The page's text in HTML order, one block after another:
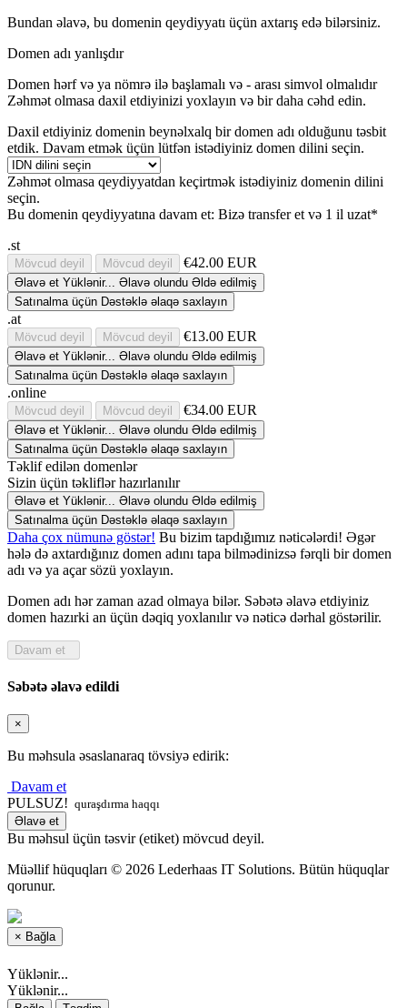
Bundan əlavə, bu domenin qeydiyyatı üçün axtarış edə bilərsiniz.
Domen adı yanlışdır
Domen hərf və ya nömrə ilə başlamalı və - arası simvol olmalıdır
Zəhmət olmasa daxil etdiyinizi yoxlayın və bir daha cəhd edin.
Daxil etdiyiniz domenin beynəlxalq bir domen adı olduğunu təsbit
etdik. Davam etmək üçün lütfən istədiyiniz domen dilini seçin.
Zəhmət olmasa qeydiyyatdan keçirtmək istədiyiniz domenin dilini
seçin.
Bu domenin qeydiyyatına davam et: Bizə transfer et və 1 il uzat*
.st
Mövcud deyil Mövcud deyil €42.00 EUR
Əlavə et Yüklənir... Əlavə olundu Əldə edilmiş
Satınalma üçün Dəstəklə əlaqə saxlayın
.at
Mövcud deyil Mövcud deyil €13.00 EUR
Əlavə et Yüklənir... Əlavə olundu Əldə edilmiş
Satınalma üçün Dəstəklə əlaqə saxlayın
.online
Mövcud deyil Mövcud deyil €34.00 EUR
Əlavə et Yüklənir... Əlavə olundu Əldə edilmiş
Satınalma üçün Dəstəklə əlaqə saxlayın
Təklif edilən domenlər
Sizin üçün təkliflər hazırlanılır
Əlavə et Yüklənir... Əlavə olundu Əldə edilmiş
Satınalma üçün Dəstəklə əlaqə saxlayın
Daha çox nümunə göstər! Bu bizim tapdığımız nəticələrdi! Əgər
hələ də axtardığınız domen adını tapa bilmədinizsə fərqli bir domen
adı və ya açar sözü yoxlayın.
Domen adı hər zaman azad olmaya bilər. Səbətə əlavə etdiyiniz
domen hazırki an üçün dəqiq yoxlanılır və nəticə dərhal göstərilir.
Səbətə əlavə edildi
×
Bu məhsula əsaslanaraq tövsiyə edirik:
Davam et
PULSUZ! quraşdırma haqqı
Əlavə et
Bu məhsul üçün təsvir (etiket) mövcud deyil.
Müəllif hüquqları © 2026 Lederhaas IT Solutions. Bütün hüquqlar
qorunur.
× Bağla
Yüklənir...
Yüklənir...